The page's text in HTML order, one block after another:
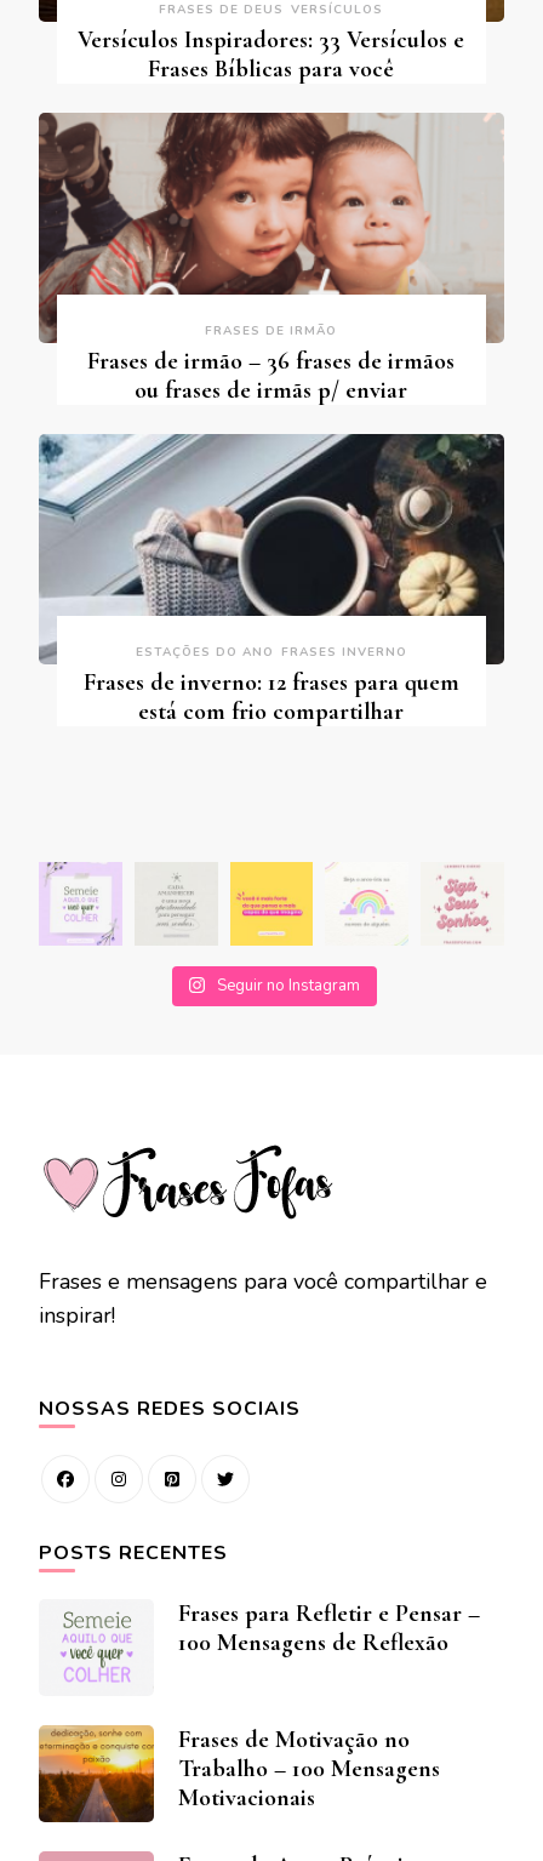
FRASES DE DEUS VERSÍCULOS
Versículos Inspiradores: 33 Versículos e
Frases Bíblicas para você
FRASES DE IRMÃO
Frases de irmão – 36 frases de irmãos
ou frases de irmãs p/ enviar
ESTAÇÕES DO ANO FRASES INVERNO
Frases de inverno: 12 frases para quem
está com frio compartilhar
Seguir no Instagram
Frases e mensagens para você compartilhar e
inspirar!
NOSSAS REDES SOCIAIS
POSTS RECENTES
Frases para Refletir e Pensar –
100 Mensagens de Reflexão
Frases de Motivação no
Trabalho – 100 Mensagens
Motivacionais